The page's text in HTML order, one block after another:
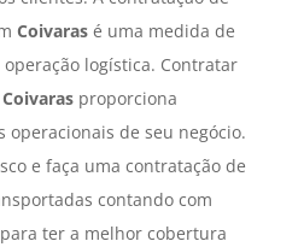
Coivarasé uma medida de
logística. Contratar
Coivarasproporciona
operacionais de seu negócio.
e faça uma contratação de
contando com
ter a melhor cobertura